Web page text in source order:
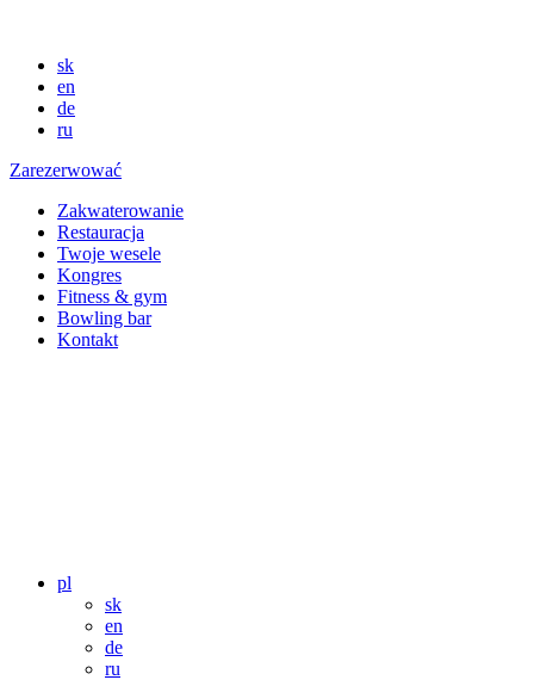
sk
en
de
ru
Zarezerwować
Zakwaterowanie
Restauracja
Twoje wesele
Kongres
Fitness & gym
Bowling bar
Kontakt
pl
sk
en
de
ru